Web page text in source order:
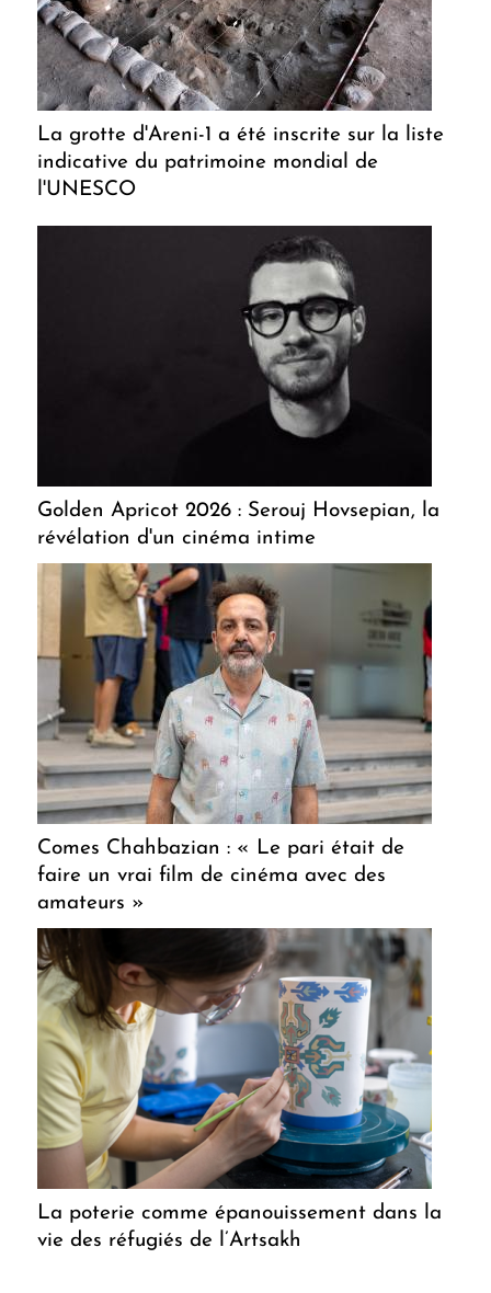
La grotte d'Areni-1 a été inscrite sur la liste
indicative du patrimoine mondial de
l'UNESCO
Golden Apricot 2026 : Serouj Hovsepian, la
révélation d'un cinéma intime
Comes Chahbazian : « Le pari était de
faire un vrai film de cinéma avec des
amateurs »
La poterie comme épanouissement dans la
vie des réfugiés de l’Artsakh